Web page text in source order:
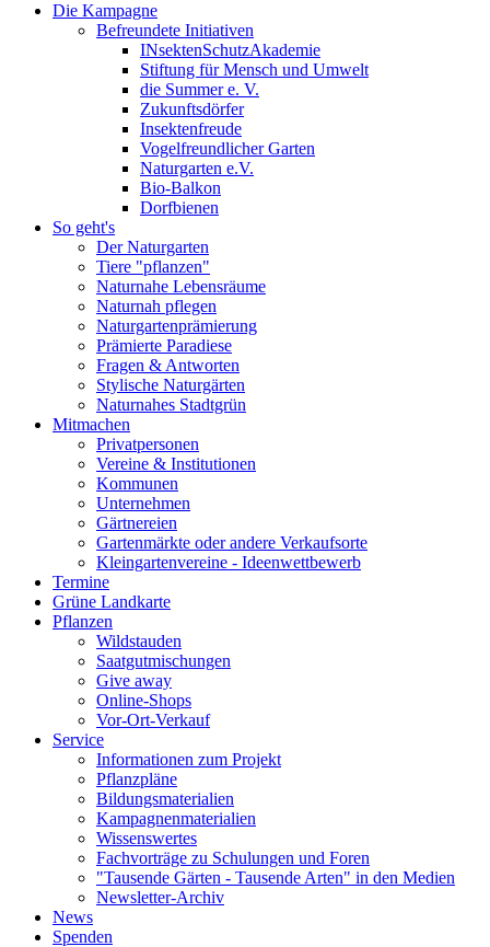
Die Kampagne
Befreundete Initiativen
INsektenSchutzAkademie
Stiftung für Mensch und Umwelt
die Summer e. V.
Zukunftsdörfer
Insektenfreude
Vogelfreundlicher Garten
Naturgarten e.V.
Bio-Balkon
Dorfbienen
So geht's
Der Naturgarten
Tiere "pflanzen"
Naturnahe Lebensräume
Naturnah pflegen
Naturgartenprämierung
Prämierte Paradiese
Fragen & Antworten
Stylische Naturgärten
Naturnahes Stadtgrün
Mitmachen
Privatpersonen
Vereine & Institutionen
Kommunen
Unternehmen
Gärtnereien
Gartenmärkte oder andere Verkaufsorte
Kleingartenvereine - Ideenwettbewerb
Termine
Grüne Landkarte
Pflanzen
Wildstauden
Saatgutmischungen
Give away
Online-Shops
Vor-Ort-Verkauf
Service
Informationen zum Projekt
Pflanzpläne
Bildungsmaterialien
Kampagnenmaterialien
Wissenswertes
Fachvorträge zu Schulungen und Foren
"Tausende Gärten - Tausende Arten" in den Medien
Newsletter-Archiv
News
Spenden